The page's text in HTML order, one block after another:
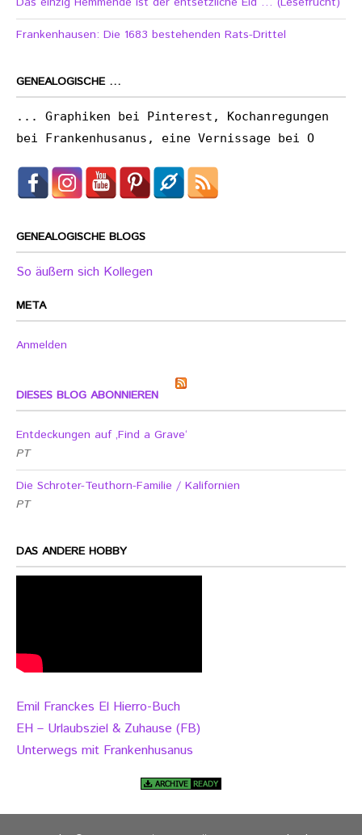
Frankenhausen: Die 1683 bestehenden Rats-Drittel
GENEALOGISCHE …
... Graphiken bei Pinterest, Kochanregungen
bei Frankenhusanus, eine Vernissage bei O
GENEALOGISCHE BLOGS
So äußern sich Kollegen
META
Anmelden
DIESES BLOG ABONNIEREN
Entdeckungen auf ‚Find a Grave‘
PT
Die Schroter-Teuthorn-Familie / Kalifornien
PT
DAS ANDERE HOBBY
Emil Franckes El Hierro-Buch
EH – Urlaubsziel & Zuhause (FB)
Unterwegs mit Frankenhusanus